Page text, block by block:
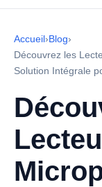
Accueil›Blog›
Découvrez les
Solution Intégrale